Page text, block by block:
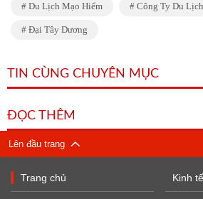
Du Lịch Mạo Hiểm Công Ty Du Lịch
Đại Tây Dương
TIN CÙNG CHUYÊN MỤC
ĐỌC THÊM
Lên đầu trang
Trang chủ Kinh